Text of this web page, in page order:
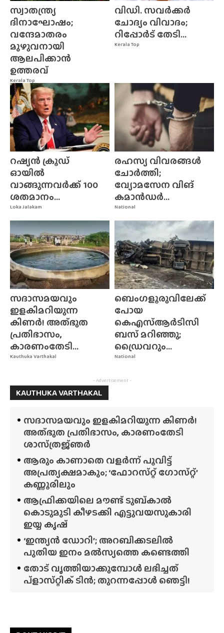
Kerala Top
സ്വാതന്ത്ര്യ
ദിനാഘോഷം;
വന്ദേമാതരം
മുഴുവനായി
ആലപിക്കാൻ
ഉത്തരവ്
Kerala Top
വിഡി. സവർക്കർ
ചോദ്യം വിവാദം;
റിപ്പോർട് തേടി...
Loka Jalakam
റഷ്യൻ ക്രൂഡ്
ഓയിൽ
വാങ്ങുന്നവർക്ക് 100
ശതമാനം...
National
രഹസ്യ വിവരങ്ങൾ
ചോർത്തി;
വ്യോമസേന വിങ്‌
കമാൻഡർ...
Kauthuka Varthakal
സദാസമയവും
ഇളകിമറിയുന്ന
കിണർ! അത്‌ഭുത
പ്രതിഭാസം,
കാരണംതേടി...
National
ബെംഗളൂരുവിലേക്ക്
പോയ
കെഎസ്ആർടിസി
ബസ് മറിഞ്ഞു;
ഡ്രൈവറും...
- Advertisement -
KAUTHUKA VARTHAKAL
സദാസമയവും ഇളകിമറിയുന്ന കിണർ!
അത്‌ഭുത പ്രതിഭാസം, കാരണംതേടി
ശാസ്‌ത്രജ്‌ഞർ
ആരും കാണാതെ വളർന്ന് പൂവിട്ട്
അപ്രത്യക്ഷമാകും; ‘ഫോറസ്‌റ്റ്‌ ഗോസ്‌റ്റ്’
കണ്ണൂരിലും
ആഫ്രിക്കയിലെ മൗണ്ട് ടുബ്‌കാൽ
കൊടുമുടി കീഴടക്കി എട്ടുവയസുകാരി
ഇയ്യ കൃഷ്
‘ഇന്ത്യൻ ഡോറി’; അറബിക്കടലിൽ
പുതിയ ഇനം മൽസ്യത്തെ കണ്ടെത്തി
തോട് വൃത്തിയാക്കുമ്പോൾ ലഭിച്ചത്
പ്‌ളാസ്‌റ്റിക് ടിൻ; തുറന്നപ്പോൾ ഞെട്ടി!